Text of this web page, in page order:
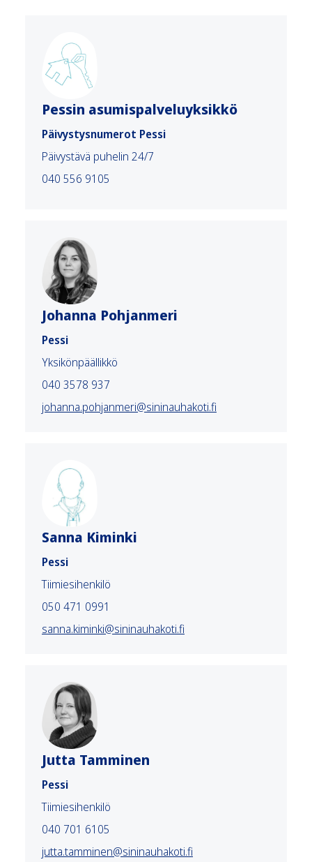
Pessin asumispalveluyksikkö
Päivystysnumerot Pessi
Päivystävä puhelin 24/7
040 556 9105
Johanna Pohjanmeri
Pessi
Yksikönpäällikkö
040 3578 937
johanna.pohjanmeri@sininauhakoti.fi
Sanna Kiminki
Pessi
Tiimiesihenkilö
050 471 0991
sanna.kiminki@sininauhakoti.fi
Jutta Tamminen
Pessi
Tiimiesihenkilö
040 701 6105
jutta.tamminen@sininauhakoti.fi